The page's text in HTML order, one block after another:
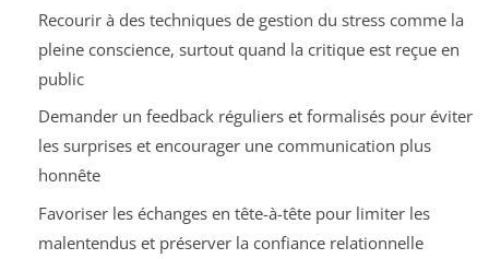
Recourir à des techniques de gestion du stress comme la
pleine conscience, surtout quand la critique est reçue en
public
Demander un feedback réguliers et formalisés pour éviter
les surprises et encourager une communication plus
honnête
Favoriser les échanges en tête-à-tête pour limiter les
malentendus et préserver la confiance relationnelle